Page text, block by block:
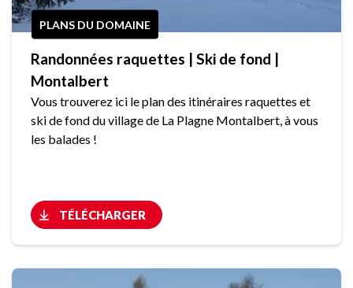
PLANS DU DOMAINE
Randonnées raquettes | Ski de fond |
Montalbert
Vous trouverez ici le plan des itinéraires raquettes et
ski de fond du village de La Plagne Montalbert, à vous
les balades !
TÉLÉCHARGER